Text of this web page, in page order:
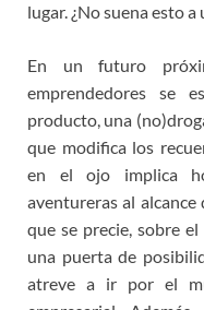
lugar. ¿No suena esto
En un futuro
emprendedores se
producto, una
que modifica los
en el ojo implica
aventureras al
que se precie, sobre
una puerta de
atreve a ir por el